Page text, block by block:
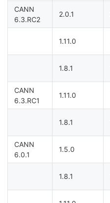
CANN
6.3.RC2
2.0.1
1.11.0
1.8.1
CANN
6.3.RC1
1.11.0
1.8.1
CANN
6.0.1
1.5.0
1.8.1